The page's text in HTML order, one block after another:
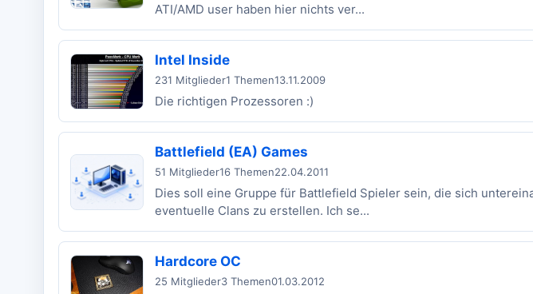
ATI/AMD user haben hier nichts ver...
Intel Inside
231 Mitglieder1 Themen13.11.2009
Die richtigen Prozessoren :)
Battlefield (EA) Games
51 Mitglieder16 Themen22.04.2011
Dies soll eine Gruppe für Battlefield Spieler sein, die sich
eventuelle Clans zu erstellen. Ich se...
Hardcore OC
25 Mitglieder3 Themen01.03.2012